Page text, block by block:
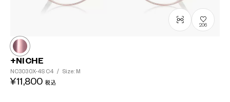
206
+NICHE
NC3030X-4S C4 / Size: M
¥11,800 税込